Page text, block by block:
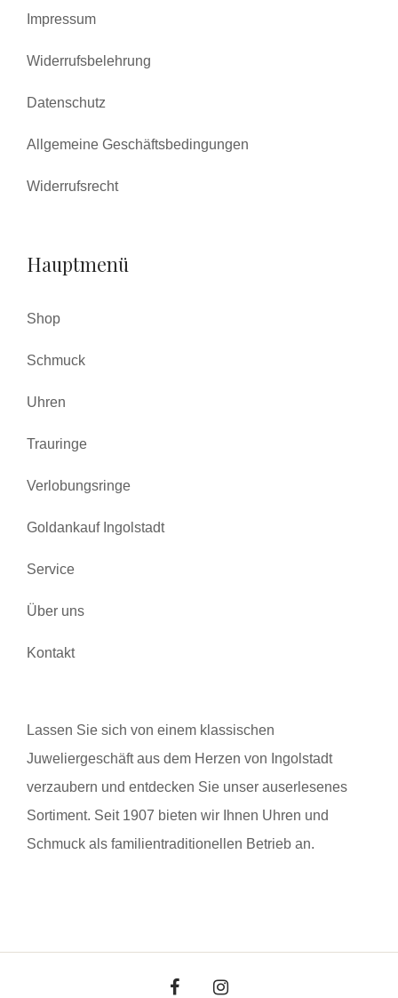
Impressum
Widerrufsbelehrung
Datenschutz
Allgemeine Geschäftsbedingungen
Widerrufsrecht
Hauptmenü
Shop
Schmuck
Uhren
Trauringe
Verlobungsringe
Goldankauf Ingolstadt
Service
Über uns
Kontakt
Lassen Sie sich von einem klassischen
Juweliergeschäft aus dem Herzen von Ingolstadt
verzaubern und entdecken Sie unser auserlesenes
Sortiment. Seit 1907 bieten wir Ihnen Uhren und
Schmuck als familientraditionellen Betrieb an.